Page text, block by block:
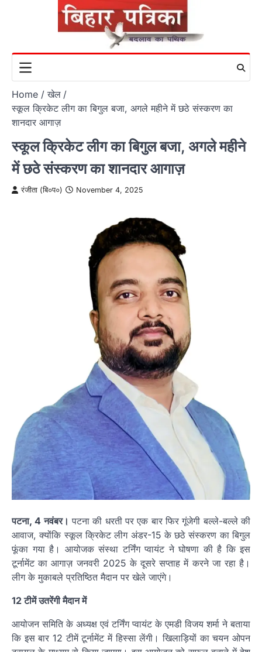
Home
खेल
स्कूल क्रिकेट लीग का बिगुल बजा, अगले महीने में छठे संस्करण का
शानदार आगाज़
स्कूल क्रिकेट लीग का बिगुल बजा, अगले महीने
में छठे संस्करण का शानदार आगाज़
रंजीता (बि०प०) November 4, 2025
पटना, 4 नवंबर। पटना की धरती पर एक बार फिर गूंजेगी बल्ले-बल्ले की
आवाज, क्योंकि स्कूल क्रिकेट लीग अंडर-15 के छठे संस्करण का बिगुल
फूंका गया है। आयोजक संस्था टर्निंग प्वायंट ने घोषणा की है कि इस
टूर्नामेंट का आगाज़ जनवरी 2025 के दूसरे सप्ताह में करने जा रहा है।
लीग के मुकाबले प्रतिष्ठित मैदान पर खेले जाएंगे।
12 टीमें उतरेंगी मैदान में
आयोजन समिति के अध्यक्ष एवं टर्निंग प्वायंट के एमडी विजय शर्मा ने बताया
कि इस बार 12 टीमें टूर्नामेंट में हिस्सा लेंगी। खिलाड़ियों का चयन ओपन